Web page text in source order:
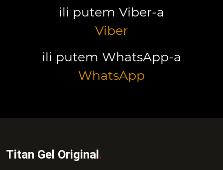
ili putem Viber-a
Viber
ili putem WhatsApp-a
WhatsApp
Titan Gel Original.